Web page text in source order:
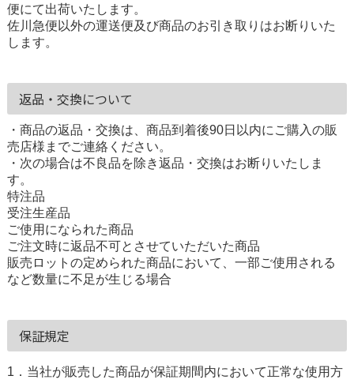
便にて出荷いたします。
佐川急便以外の運送便及び商品のお引き取りはお断りいた
します。
返品・交換について
・商品の返品・交換は、商品到着後90日以内にご購入の販
売店様までご連絡ください。
・次の場合は不良品を除き返品・交換はお断りいたしま
す。
特注品
受注生産品
ご使用になられた商品
ご注文時に返品不可とさせていただいた商品
販売ロットの定められた商品において、一部ご使用される
など数量に不足が生じる場合
保証規定
1．当社が販売した商品が保証期間内において正常な使用方